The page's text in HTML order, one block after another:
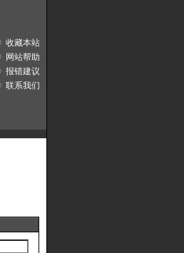
收藏本站
网站帮助
报错建议
联系我们